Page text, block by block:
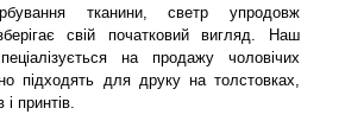
тканини, светр упродовж
свій початковий вигляд. Наш
на продажу чоловічих
підходять для друку на толстовках,
принтів.